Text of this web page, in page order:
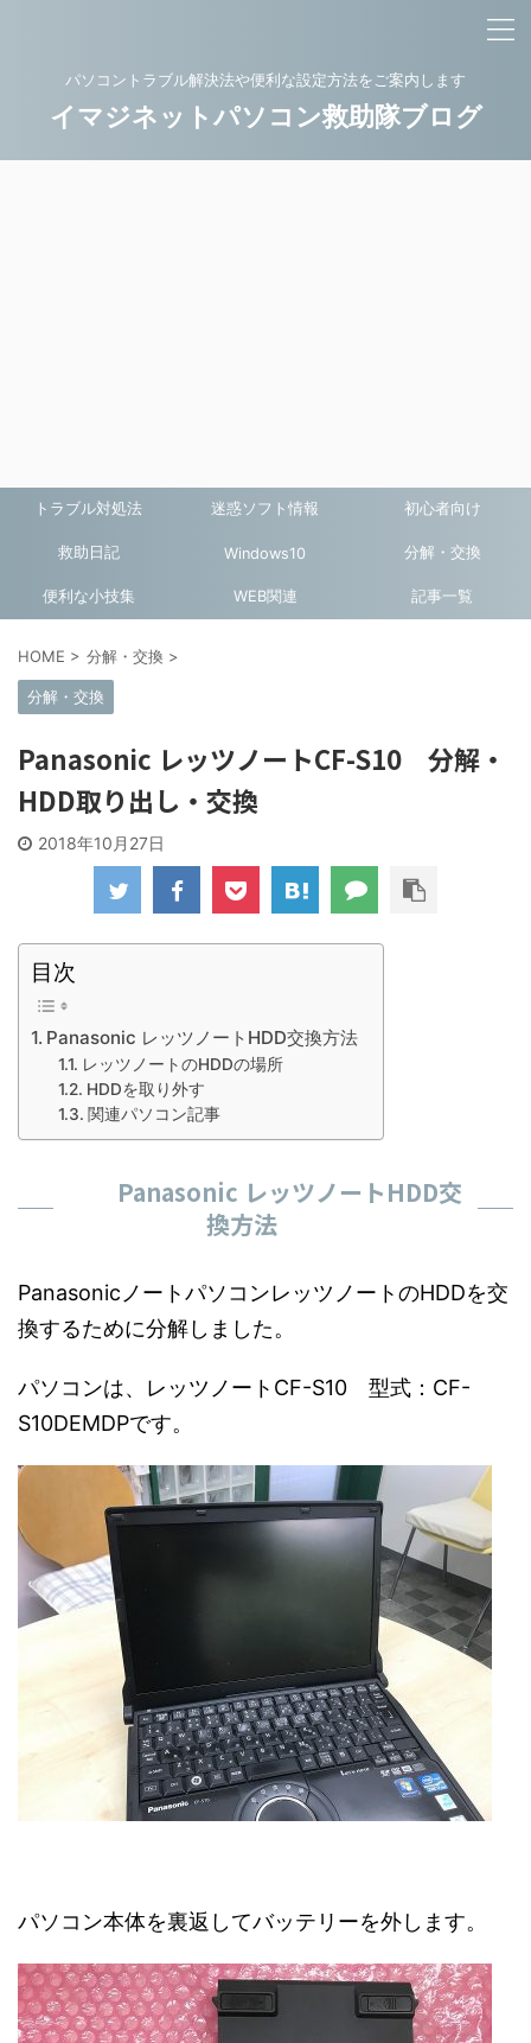
パソコントラブル解決法や便利な設定方法をご案内します
イマジネットパソコン救助隊ブログ
トラブル対処法 迷惑ソフト情報 初心者向け
救助日記 Windows10 分解・交換
便利な小技集 WEB関連 記事一覧
HOME > 分解・交換 >
分解・交換
Panasonic レッツノートCF-S10 分解・
HDD取り出し・交換
2018年10月27日
目次
Panasonic レッツノートHDD交換方法
レッツノートのHDDの場所
HDDを取り外す
関連パソコン記事
Panasonic レッツノートHDD交
換方法
PanasonicノートパソコンレッツノートのHDDを交
換するために分解しました。
パソコンは、レッツノートCF-S10 型式：CF-
S10DEMDPです。
パソコン本体を裏返してバッテリーを外します。